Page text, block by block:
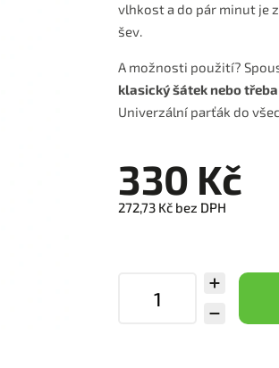
vlhkost a do pár minut je
šev.
A možnosti použití?
klasický šátek nebo
Univerzální parťák do
330 Kč
272,73 Kč bez DPH